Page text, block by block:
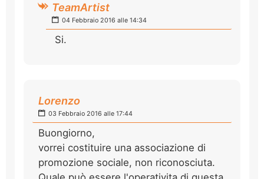
TeamArtist
04 Febbraio 2016 alle 14:34
Si.
Lorenzo
03 Febbraio 2016 alle 17:44
Buongiorno,
vorrei costituire una associazione di
promozione sociale, non riconosciuta.